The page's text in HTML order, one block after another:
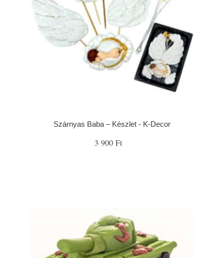
Szárnyas Baba – Készlet - K-Decor
3 900 Ft